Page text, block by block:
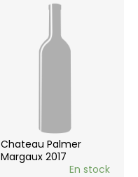
Chateau Palmer
Margaux 2017
En stock